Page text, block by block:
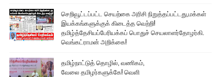
செறிவூட்டப்பட்ட செயற்கை அரிசி நிறுத்தப்பட்டது,மக்கள்
இயக்கங்களுக்குக் கிடைத்த வெற்றி!
தமிழ்த்தேசியப்பேரியக்கப் பொதுச் செயலாளர்தோழர்கி.
வெங்கட்ராமன் அறிக்கை!
தமிழ்நாட்டுத் தொழில், வணிகம்,
வேலை தமிழர்களுக்கே! வெளி